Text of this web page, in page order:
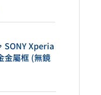
SONY Xperia
金屬框 (無鏡